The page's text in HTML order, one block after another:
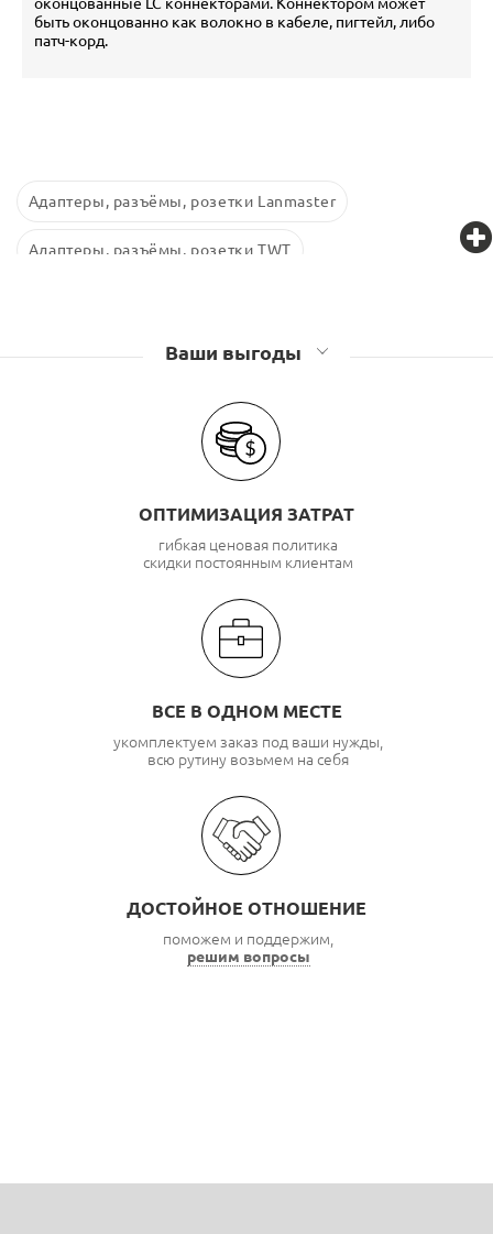
быть оконцованно как волокно в кабеле, пигтейл, либо
патч-корд.
Адаптеры, разъёмы, розетки Lanmaster
Адаптеры, разъёмы, розетки TWT
Ваши выгоды
ОПТИМИЗАЦИЯ ЗАТРАТ
гибкая ценовая политика
скидки постоянным клиентам
ВСЕ В ОДНОМ МЕСТЕ
укомплектуем заказ под ваши нужды,
всю рутину возьмем на себя
ДОСТОЙНОЕ ОТНОШЕНИЕ
поможем и поддержим,
решим вопросы